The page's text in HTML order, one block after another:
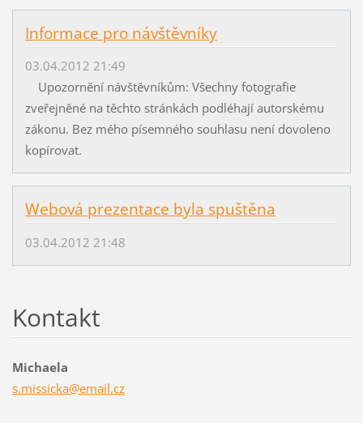
Informace pro návštěvníky
03.04.2012 21:49
Upozornění návštěvníkům: Všechny fotografie
zveřejněné na těchto stránkách podléhají autorskému
zákonu. Bez mého písemného souhlasu není dovoleno
kopírovat.
Webová prezentace byla spuštěna
03.04.2012 21:48
Kontakt
Michaela
s.missicka@email.cz